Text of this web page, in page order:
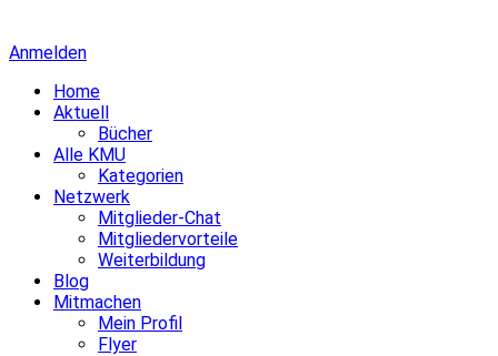
Anmelden
Home
Aktuell
Bücher
Alle KMU
Kategorien
Netzwerk
Mitglieder-Chat
Mitgliedervorteile
Weiterbildung
Blog
Mitmachen
Mein Profil
Flyer